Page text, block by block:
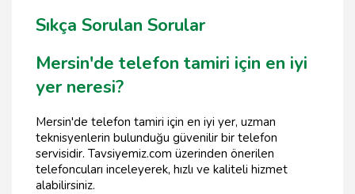
Sıkça Sorulan Sorular
Mersin'de telefon tamiri için en iyi
yer neresi?
Mersin'de telefon tamiri için en iyi yer, uzman
teknisyenlerin bulunduğu güvenilir bir telefon
servisidir. Tavsiyemiz.com üzerinden önerilen
telefoncuları inceleyerek, hızlı ve kaliteli hizmet
alabilirsiniz.